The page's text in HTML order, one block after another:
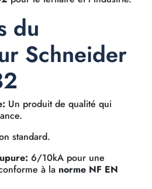
du
Schneider
Un produit de qualité qui
standard.
6/10kA pour une
à la norme NF EN